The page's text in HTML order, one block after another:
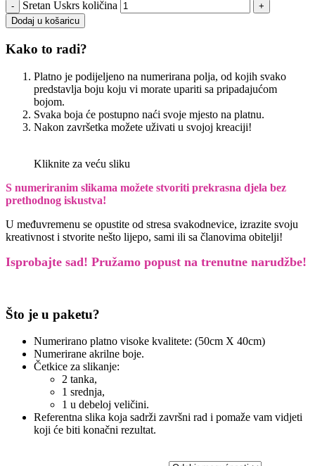
Sretan Uskrs količina
Dodaj u košaricu
Kako to radi?
Platno je podijeljeno na numerirana polja, od kojih svako
predstavlja boju koju vi morate upariti sa pripadajućom
bojom.
Svaka boja će postupno naći svoje mjesto na platnu.
Nakon završetka možete uživati u svojoj kreaciji!
Kliknite za veću sliku
S numeriranim slikama možete stvoriti prekrasna djela bez
prethodnog iskustva!
U međuvremenu se opustite od stresa svakodnevice, izrazite svoju
kreativnost i stvorite nešto lijepo, sami ili sa članovima obitelji!
Isprobajte sad! Pružamo popust na trenutne narudžbe!
Što je u paketu?
Numerirano platno visoke kvalitete: (50cm X 40cm)
Numerirane akrilne boje.
Četkice za slikanje:
2 tanka,
1 srednja,
1 u debeloj veličini.
Referentna slika koja sadrži završni rad i pomaže vam vidjeti
koji će biti konačni rezultat.